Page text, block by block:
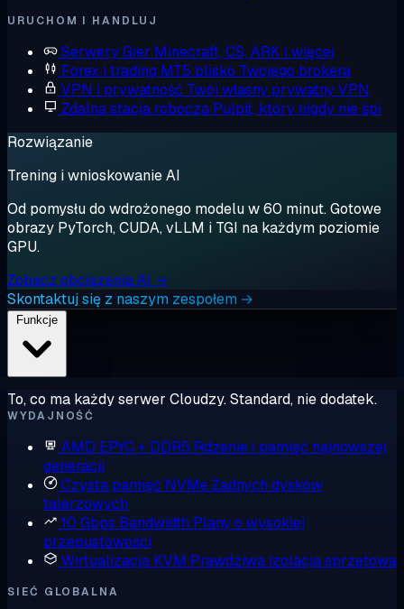
URUCHOM I HANDLUJ
Serwery Gier Minecraft, CS, ARK i więcej
Forex i trading MT5 blisko Twojego brokera
VPN i prywatność Twój własny prywatny VPN
Zdalna stacja robocza Pulpit, który nigdy nie śpi
Rozwiązanie
Trening i wnioskowanie AI
Od pomysłu do wdrożonego modelu w 60 minut. Gotowe
obrazy PyTorch, CUDA, vLLM i TGI na każdym poziomie
GPU.
Zobacz obciążenia AI →
Skontaktuj się z naszym zespołem →
To, co ma każdy serwer Cloudzy. Standard, nie dodatek.
WYDAJNOŚĆ
AMD EPYC + DDR5 Rdzenie i pamięć najnowszej
generacji
Czysta pamięć NVMeŻadnych dysków
talerzowych
10 Gbps Bandwidth Plany o wysokiej
przepustowości
Wirtualizacja KVM Prawdziwa izolacja sprzętowa
SIEĆ GLOBALNA